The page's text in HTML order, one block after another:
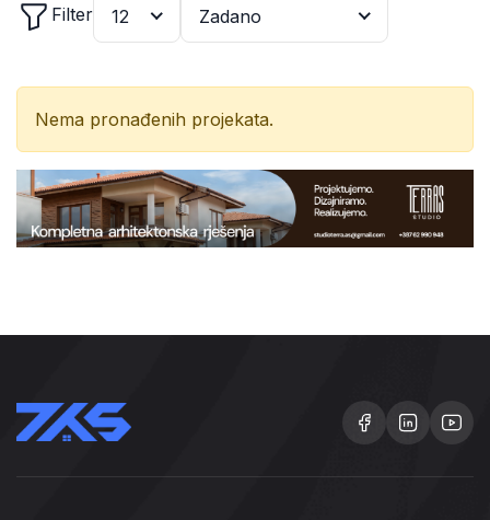
Filter
12 Zadano
Nema pronađenih projekata.